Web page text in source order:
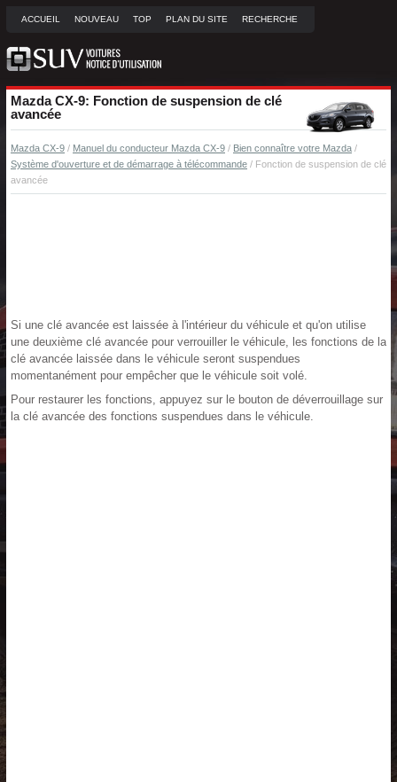
ACCUEIL NOUVEAU TOP PLAN DU SITE RECHERCHE
Mazda CX-9: Fonction de suspension de clé
avancée
Mazda CX-9 / Manuel du conducteur Mazda CX-9 / Bien connaître votre Mazda /
Système d'ouverture et de démarrage à télécommande / Fonction de suspension de clé
avancée
Si une clé avancée est laissée à l'intérieur du véhicule et qu'on utilise
une deuxième clé avancée pour verrouiller le véhicule, les fonctions de la
clé avancée laissée dans le véhicule seront suspendues
momentanément pour empêcher que le véhicule soit volé.
Pour restaurer les fonctions, appuyez sur le bouton de déverrouillage sur
la clé avancée des fonctions suspendues dans le véhicule.